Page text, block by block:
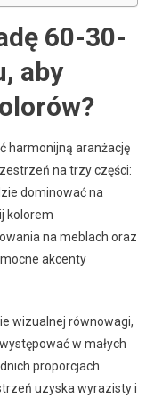
60-30-
aby
harmonijną aranżację
na trzy części:
dominować na
kolorem
na meblach oraz
akcenty
wizualnej równowagi,
w małych
proporcjach
uzyska wyrazisty i